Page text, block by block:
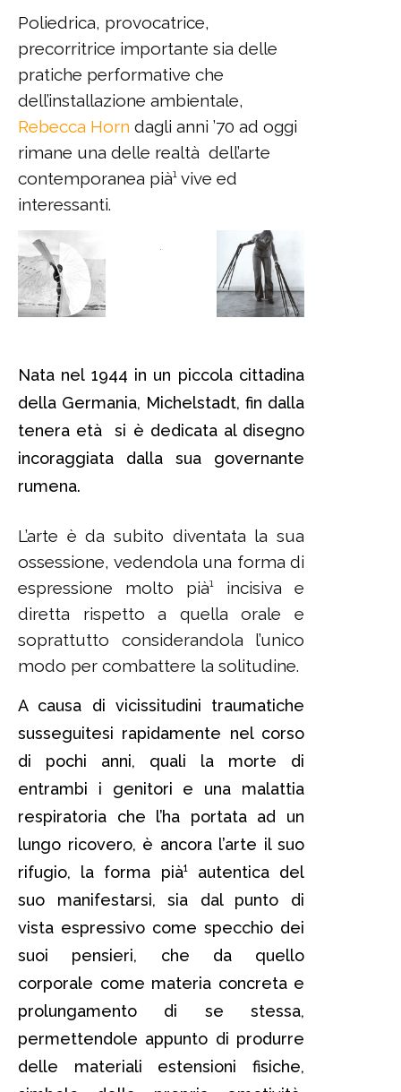
Poliedrica, provocatrice,
precorritrice importante sia delle
pratiche performative che
dell’installazione ambientale,
Rebecca Horn dagli anni ’70 ad oggi
rimane una delle realtà dell’arte
contemporanea pià¹ vive ed
interessanti.
Nata nel 1944 in un piccola cittadina
della Germania, Michelstadt, fin dalla
tenera età si è dedicata al disegno
incoraggiata dalla sua governante
rumena.
L’arte è da subito diventata la sua
ossessione, vedendola una forma di
espressione molto pià¹ incisiva e
diretta rispetto a quella orale e
soprattutto considerandola l’unico
modo per combattere la solitudine.
A causa di vicissitudini traumatiche
susseguitesi rapidamente nel corso
di pochi anni, quali la morte di
entrambi i genitori e una malattia
respiratoria che l’ha portata ad un
lungo ricovero, è ancora l’arte il suo
rifugio, la forma pià¹ autentica del
suo manifestarsi, sia dal punto di
vista espressivo come specchio dei
suoi pensieri, che da quello
corporale come materia concreta e
prolungamento di se stessa,
permettendole appunto di produrre
delle materiali estensioni fisiche,